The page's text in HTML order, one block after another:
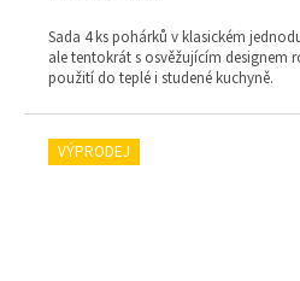
Sada 4 ks pohárků v klasickém
ale tentokrát s osvěžujícím designem
použití do teplé i studené kuchyně.
VÝPRODEJ